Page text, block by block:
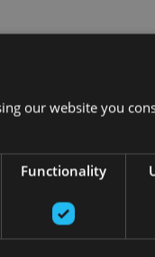
our website you
Functionality